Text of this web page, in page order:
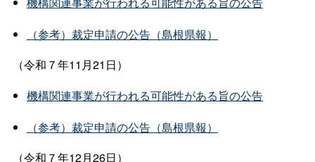
（参考）裁定申請の公告（島根県報）
（令和７年11月21日）
機構関連事業が行われる可能性がある旨の公告
（参考）裁定申請の公告（島根県報）
（令和７年12月26日）